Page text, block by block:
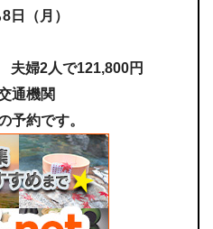
日（月）
婦2人で121,800円
通機関
予約です。